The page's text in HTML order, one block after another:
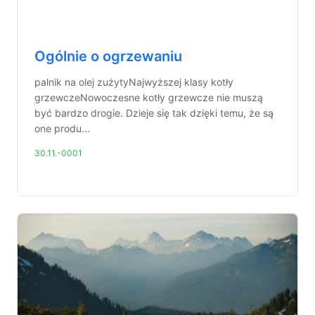
Ogólnie o ogrzewaniu
palnik na olej zużytyNajwyższej klasy kotły
grzewczeNowoczesne kotły grzewcze nie muszą
być bardzo drogie. Dzieje się tak dzięki temu, że są
one produ...
30.11.-0001